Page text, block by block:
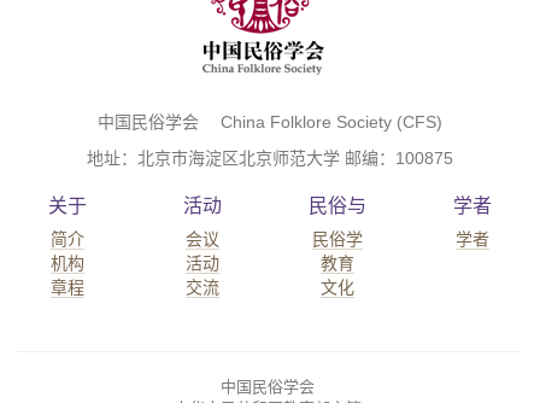
中国民俗学会 China Folklore Society (CFS)
地址：北京市海淀区北京师范大学 邮编：100875
关于
简介
机构
章程
活动
会议
活动
交流
民俗与
民俗学
教育
文化
学者
学者
中国民俗学会